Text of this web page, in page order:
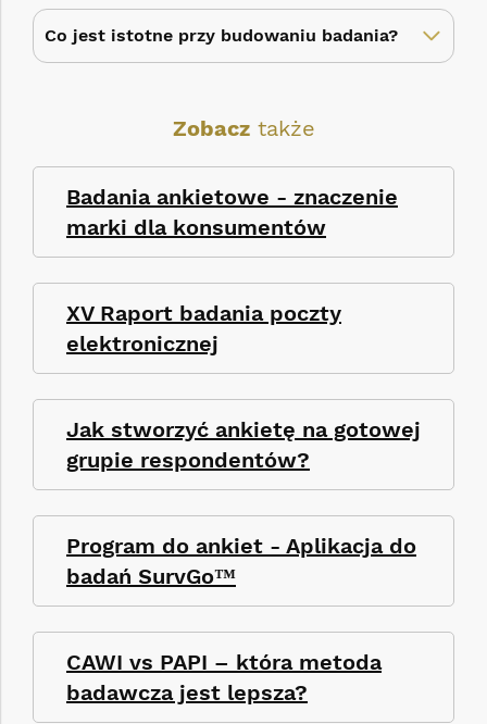
Co jest istotne przy budowaniu badania?
Zobacztakże
Badania ankietowe - znaczenie
marki dla konsumentów
XV Raport badania poczty
elektronicznej
Jak stworzyć ankietę na gotowej
grupie respondentów?
Program do ankiet - Aplikacja do
badań SurvGo™
CAWI vs PAPI – która metoda
badawcza jest lepsza?